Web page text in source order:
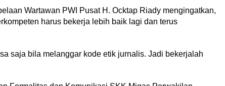
Wartawan PWI Pusat H. Ocktap Riady mengingatkan,
harus bekerja lebih baik lagi dan terus
saja bila melanggar kode etik jurnalis. Jadi bekerjalah